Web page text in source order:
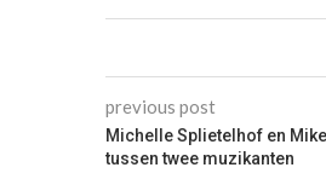
previous post
Michelle Splietelhof en
tussen twee muzikanten